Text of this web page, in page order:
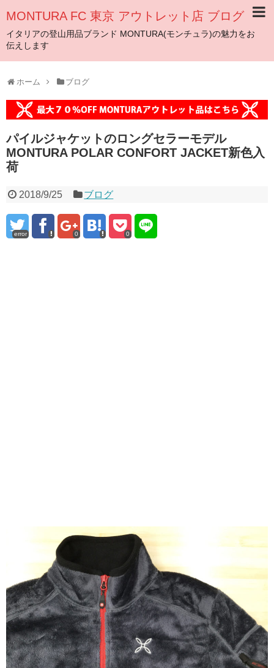
MONTURA FC 東京 アウトレット店 ブログ
イタリアの登山用品ブランド MONTURA(モンチュラ)の魅力をお
伝えします
ホーム ブログ
パイルジャケットのロングセラーモデル
MONTURA POLAR CONFORT JACKET新色入
荷
2018/9/25 ブログ
error 0 0